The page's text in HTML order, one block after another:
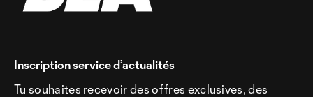
Inscription service d’actualités
Tu souhaites recevoir des offres exclusives, des